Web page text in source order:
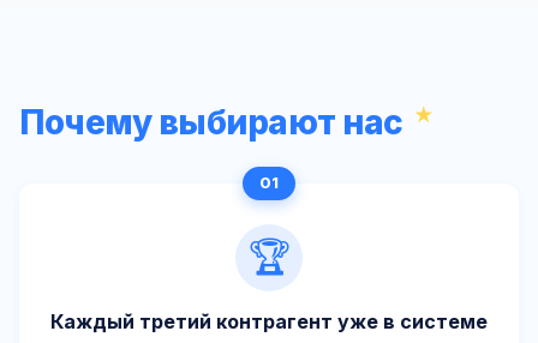
Почему выбирают нас
🏆
Каждый третий контрагент уже в системе